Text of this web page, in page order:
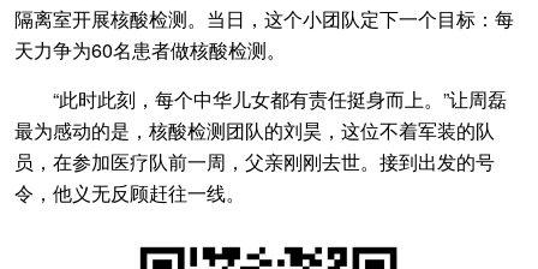
隔离室开展核酸检测。当日，这个小团队定下一个目标：每
天力争为60名患者做核酸检测。
“此时此刻，每个中华儿女都有责任挺身而上。”让周磊
最为感动的是，核酸检测团队的刘昊，这位不着军装的队
员，在参加医疗队前一周，父亲刚刚去世。接到出发的号
令，他义无反顾赶往一线。